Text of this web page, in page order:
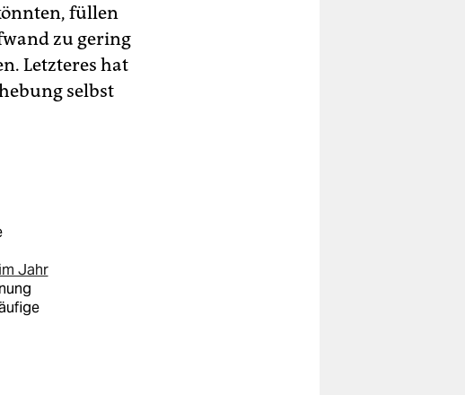
füllen
zu gering
Letzteres hat
selbst
Jahr